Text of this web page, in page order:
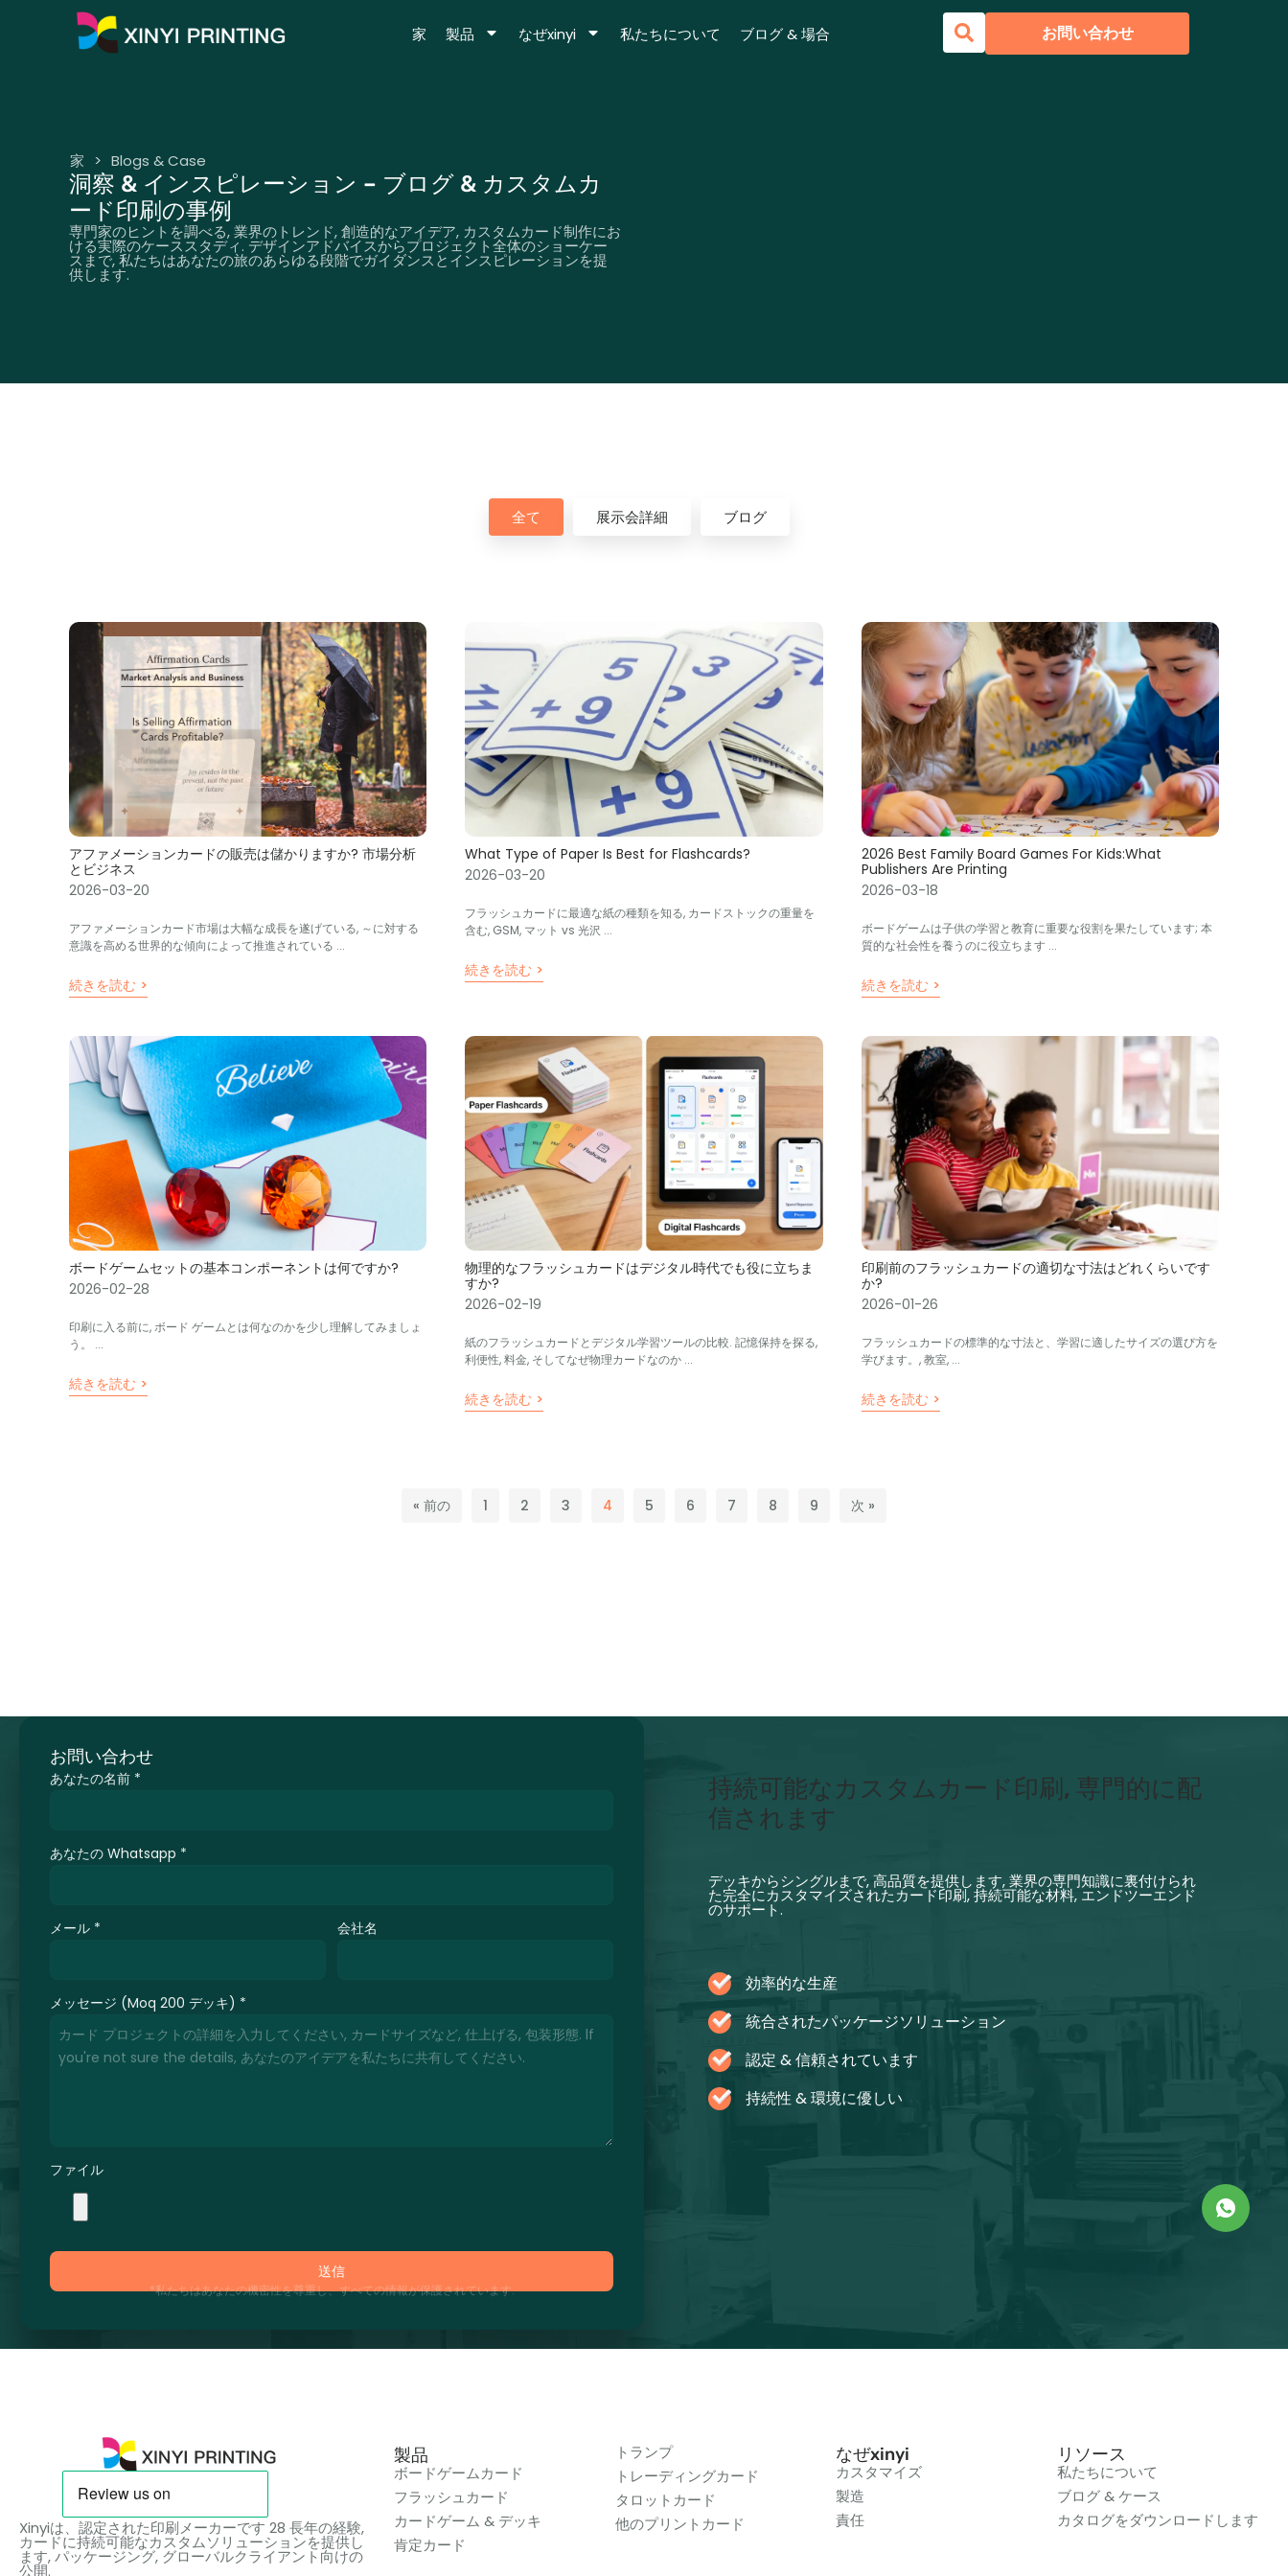
家 製品 なぜxinyi 私たちについて ブログ & 場合 お問い合わせ
家 > Blogs & Case
洞察 & インスピレーション – ブログ & カスタムカ
ード印刷の事例
専門家のヒントを調べる, 業界のトレンド, 創造的なアイデア, カスタムカード制作にお
ける実際のケーススタディ. デザインアドバイスからプロジェクト全体のショーケー
スまで, 私たちはあなたの旅のあらゆる段階でガイダンスとインスピレーションを提
供します.
全て 展示会詳細 ブログ
アファメーションカードの販売は儲かりますか? 市場分析
とビジネス
2026-03-20
アファメーションカード市場は大幅な成長を遂げている, ～に対する
意識を高める世界的な傾向によって推進されている ...
続きを読む >
What Type of Paper Is Best for Flashcards?
2026-03-20
フラッシュカードに最適な紙の種類を知る, カードストックの重量を
含む, GSM, マット vs 光沢 ...
続きを読む >
2026 Best Family Board Games For Kids:What
Publishers Are Printing
2026-03-18
ボードゲームは子供の学習と教育に重要な役割を果たしています; 本
質的な社会性を養うのに役立ちます ...
続きを読む >
ボードゲームセットの基本コンポーネントは何ですか?
2026-02-28
印刷に入る前に, ボード ゲームとは何なのかを少し理解してみましょ
う。 ...
続きを読む >
物理的なフラッシュカードはデジタル時代でも役に立ちま
すか?
2026-02-19
紙のフラッシュカードとデジタル学習ツールの比較. 記憶保持を探る,
利便性, 料金, そしてなぜ物理カードなのか ...
続きを読む >
印刷前のフラッシュカードの適切な寸法はどれくらいです
か?
2026-01-26
フラッシュカードの標準的な寸法と、学習に適したサイズの選び方を
学びます。, 教室, ...
続きを読む >
« 前の 1 2 3 4 5 6 7 8 9 次 »
お問い合わせ
あなたの名前 *
あなたの Whatsapp *
メール * 会社名
メッセージ (Moq 200 デッキ) *
ファイル
送信
*私たちはあなたの機密性を尊重し、すべての情報が保護されています.
持続可能なカスタムカード印刷, 専門的に配
信されます
デッキからシングルまで, 高品質を提供します, 業界の専門知識に裏付けられ
た完全にカスタマイズされたカード印刷, 持続可能な材料, エンドツーエンド
のサポート.
効率的な生産
統合されたパッケージソリューション
認定 & 信頼されています
持続性 & 環境に優しい
Xinyiは、認定された印刷メーカーです 28 長年の経験,
カードに持続可能なカスタムソリューションを提供し
ます, パッケージング, グローバルクライアント向けの
公開.
製品
ボードゲームカード
フラッシュカード
カードゲーム & デッキ
肯定カード
トランプ
トレーディングカード
タロットカード
他のプリントカード
なぜxinyi
カスタマイズ
製造
責任
リソース
私たちについて
ブログ & ケース
カタログをダウンロードします